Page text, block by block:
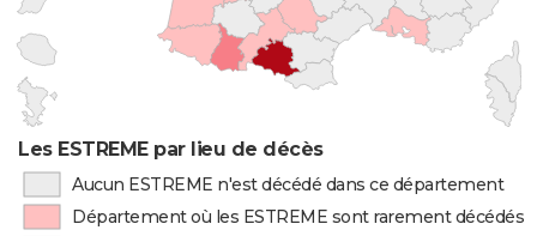
Les ESTREME par lieu de décès
Aucun ESTREME n'est décédé dans ce département
Département où les ESTREME sont rarement décédés